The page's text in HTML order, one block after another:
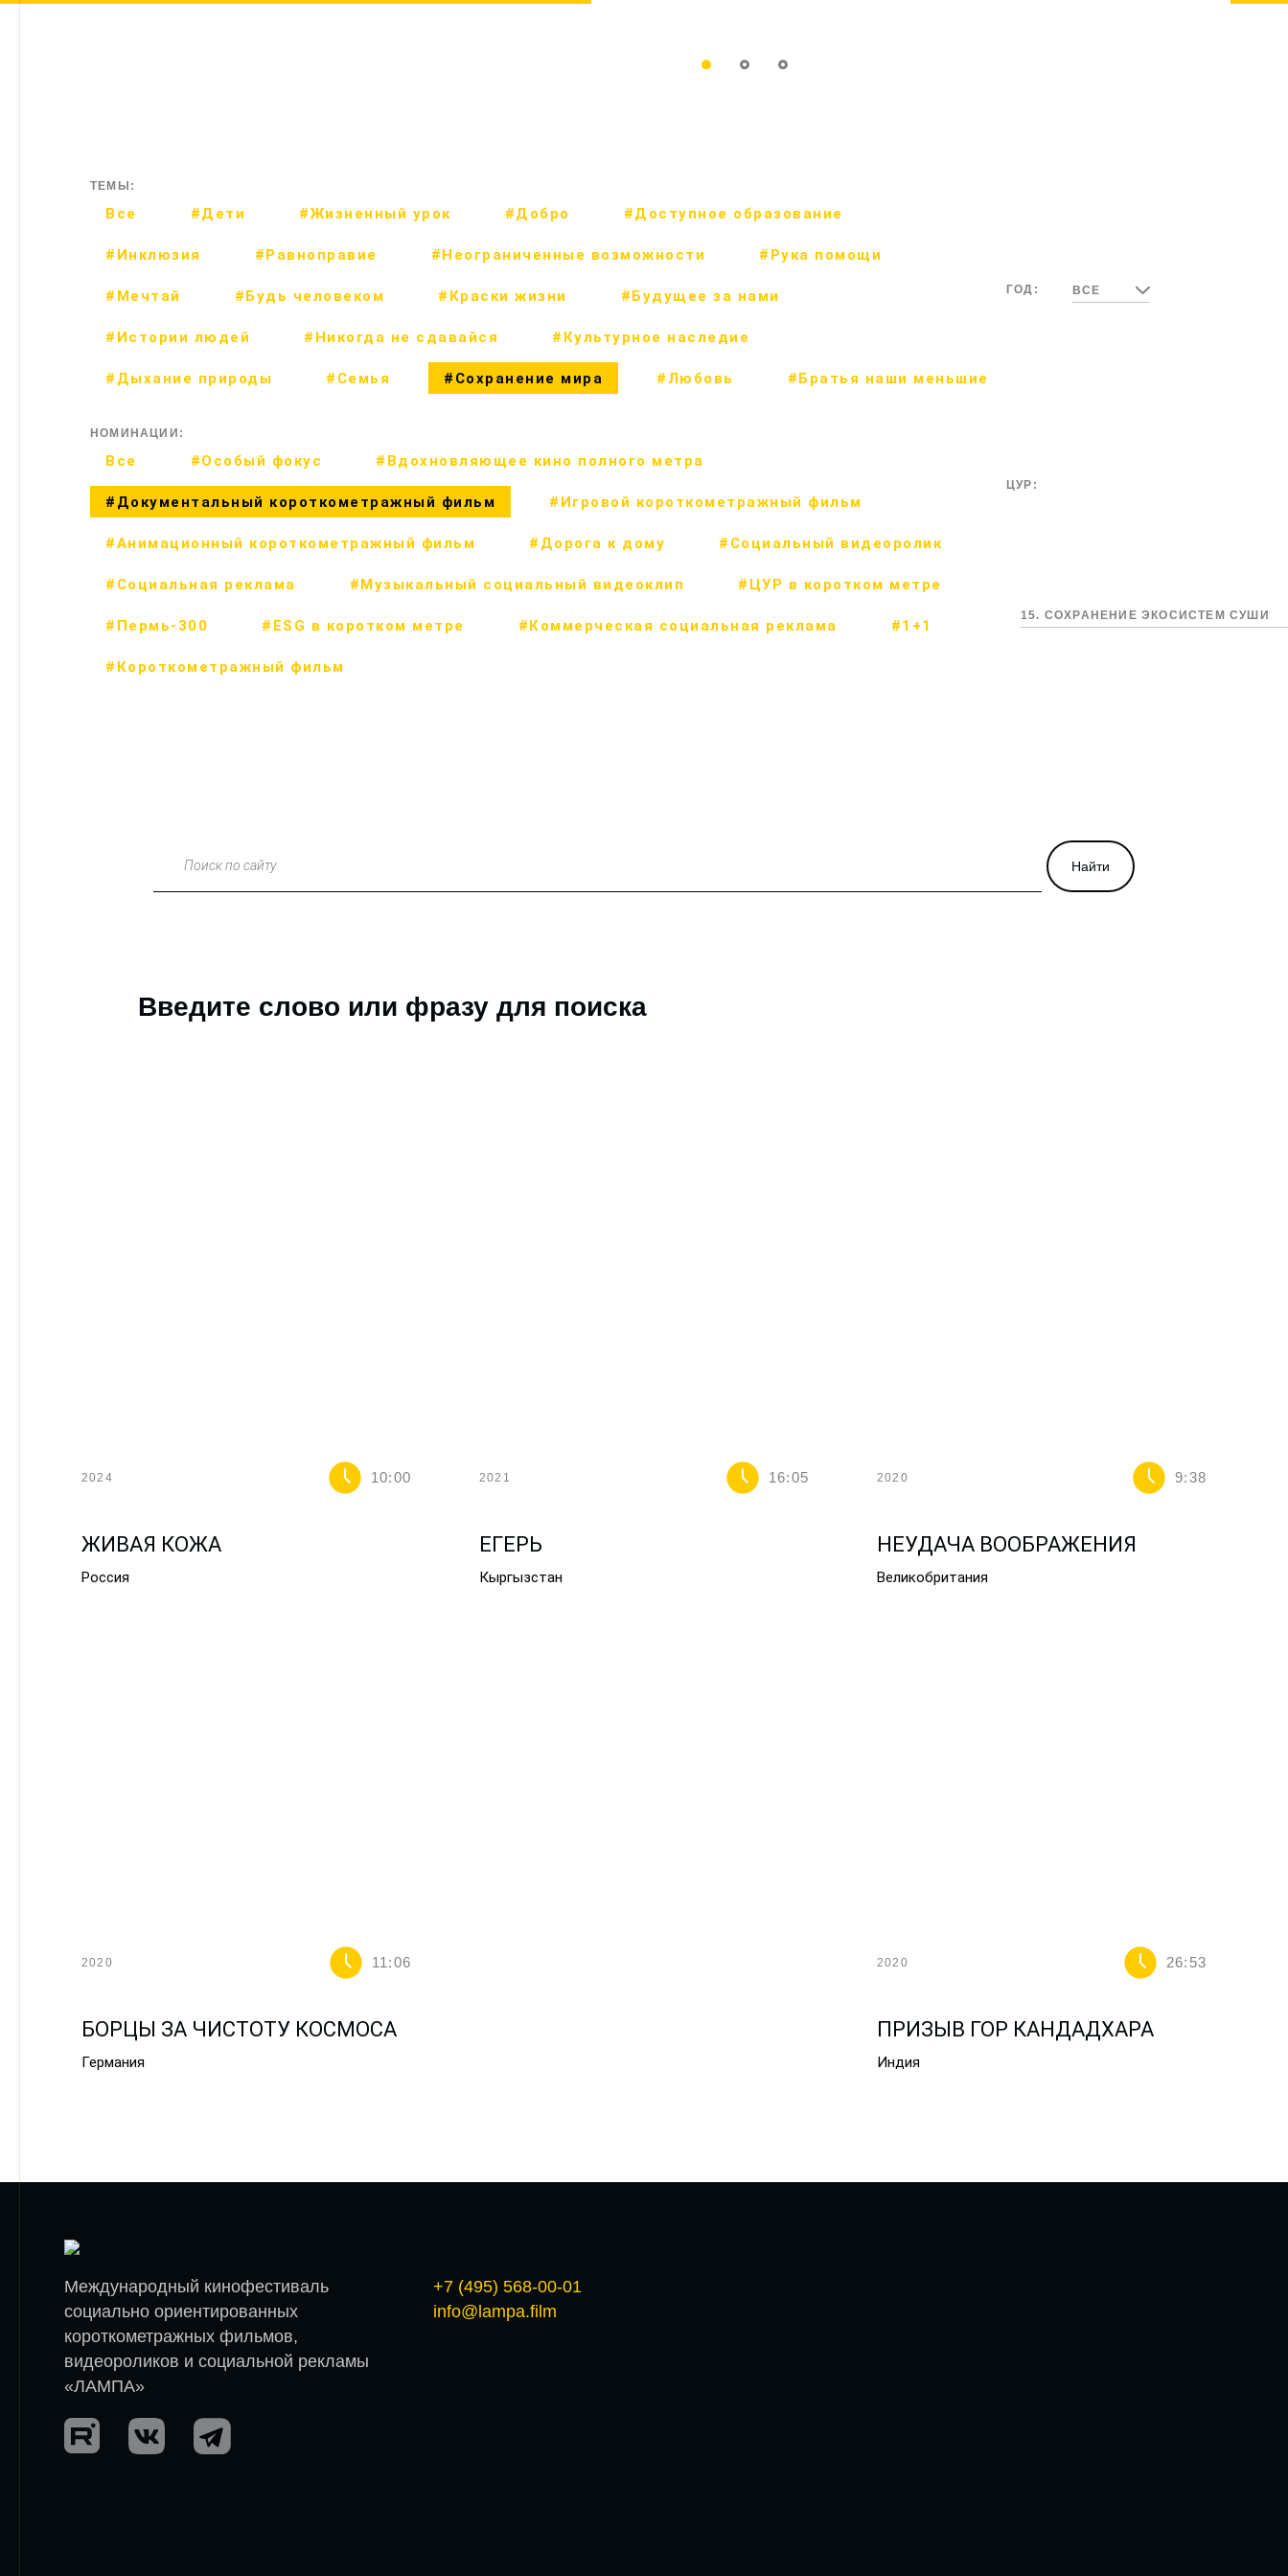
ТЕМЫ:
Все #Дети #Жизненный урок #Добро #Доступное образование
#Инклюзия #Равноправие #Неограниченные возможности #Рука помощи
#Мечтай #Будь человеком #Краски жизни #Будущее за нами
#Истории людей #Никогда не сдавайся #Культурное наследие
#Дыхание природы #Семья #Сохранение мира #Любовь #Братья наши меньшие
ГОД: ВСЕ
НОМИНАЦИИ:
Все #Особый фокус #Вдохновляющее кино полного метра
#Документальный короткометражный фильм #Игровой короткометражный фильм
#Анимационный короткометражный фильм #Дорога к дому #Социальный видеоролик
#Социальная реклама #Музыкальный социальный видеоклип #ЦУР в коротком метре
#Пермь-300 #ESG в коротком метре #Коммерческая социальная реклама #1+1
#Короткометражный фильм
ЦУР:
15. СОХРАНЕНИЕ ЭКОСИСТЕМ СУШИ
Поиск по сайту Найти
Введите слово или фразу для поиска
2024 10:00
ЖИВАЯ КОЖА
Россия
2021 16:05
ЕГЕРЬ
Кыргызстан
2020 9:38
НЕУДАЧА ВООБРАЖЕНИЯ
Великобритания
2020 11:06
БОРЦЫ ЗА ЧИСТОТУ КОСМОСА
Германия
2020 26:53
ПРИЗЫВ ГОР КАНДАДХАРА
Индия
Международный кинофестиваль
социально ориентированных
короткометражных фильмов,
видеороликов и социальной рекламы
«ЛАМПА»
+7 (495) 568-00-01
info@lampa.film